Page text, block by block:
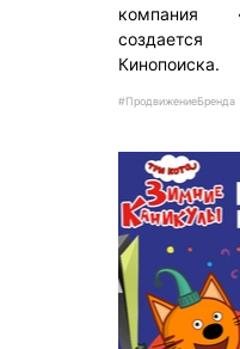
компания
Кинопоиска.
#ПродвижениеБренда